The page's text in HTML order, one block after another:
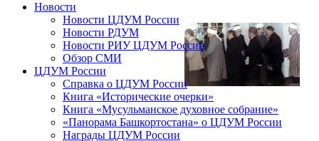
Новости
Новости ЦДУМ России
Новости РДУМ
Новости РИУ ЦДУМ России
Обзор СМИ
ЦДУМ России
Справка о ЦДУМ России
Книга «Исторические очерки»
Книга «Мусульманское духовное собрание»
«Панорама Башкортостана» о ЦДУМ России
Награды ЦДУМ России